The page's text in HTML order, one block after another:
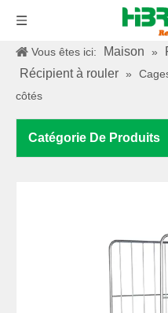
Vous êtes ici: Maison »
Récipient à rouler »
côtés
Catégorie De Produits